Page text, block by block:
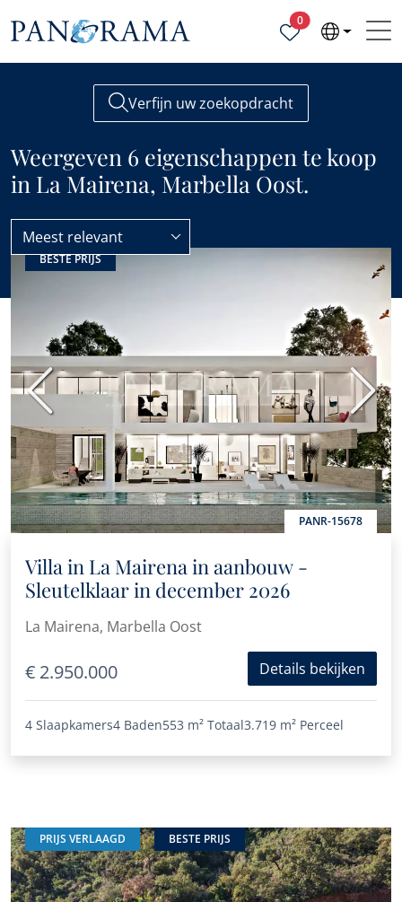
0Geselecteerde
Verfijn uw zoekopdracht
Weergeven 6 eigenschappen te koop
in La Mairena, Marbella Oost.
Marbella Oost
Meest relevant
BESTE PRIJS
PANR-15678
Vorige
Villa in La Mairena in aanbouw -
Sleutelklaar in december 2026
La Mairena, Marbella Oost
€ 2.950.000 Details bekijken
4 Slaapkamers4 Baden553 m² Totaal3.719 m² Perceel
PRIJS VERLAAGD BESTE PRIJS